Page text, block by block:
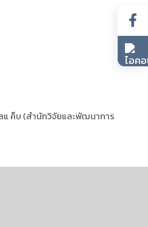
แ ค็บ (สำนักวิจัยและพัฒนาการ